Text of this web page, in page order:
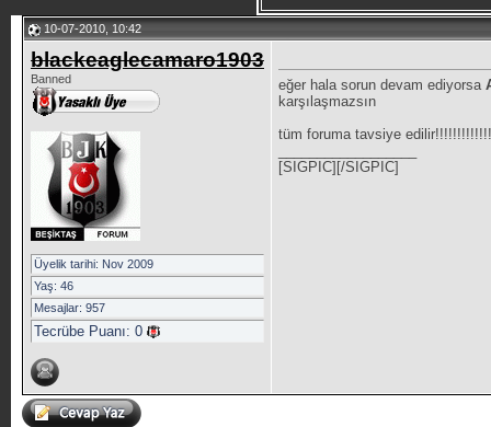
10-07-2010, 10:42
blackeaglecamaro1903
Banned
Üyelik tarihi: Nov 2009
Yaş: 46
Mesajlar: 957
Tecrübe Puanı: 0
eğer hala sorun devam ediyorsa
karşılaşmazsın
tüm foruma tavsiye
[SIGPIC][/SIGPIC]